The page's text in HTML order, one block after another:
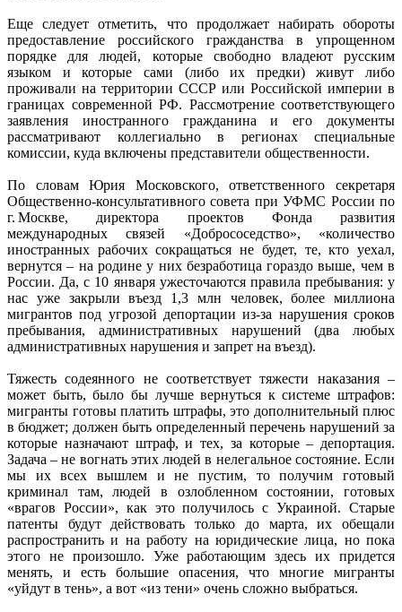
Еще следует отметить, что продолжает набирать обороты
предоставление российского гражданства в упрощенном
порядке для людей, которые свободно владеют русским
языком и которые сами (либо их предки) живут либо
проживали на территории СССР или Российской империи в
границах современной РФ. Рассмотрение соответствующего
заявления иностранного гражданина и его документы
рассматривают коллегиально в регионах специальные
комиссии, куда включены представители общественности.
По словам Юрия Московского, ответственного секретаря
Общественно-консультативного совета при УФМС России по
г. Москве, директора проектов Фонда развития
международных связей «Добрососедство», «количество
иностранных рабочих сокращаться не будет, те, кто уехал,
вернутся – на родине у них безработица гораздо выше, чем в
России. Да, с 10 января ужесточаются правила пребывания: у
нас уже закрыли въезд 1,3 млн человек, более миллиона
мигрантов под угрозой депортации из-за нарушения сроков
пребывания, административных нарушений (два любых
административных нарушения и запрет на въезд).
Тяжесть содеянного не соответствует тяжести наказания –
может быть, было бы лучше вернуться к системе штрафов:
мигранты готовы платить штрафы, это дополнительный плюс
в бюджет; должен быть определенный перечень нарушений за
которые назначают штраф, и тех, за которые – депортация.
Задача – не вогнать этих людей в нелегальное состояние. Если
мы их всех вышлем и не пустим, то получим готовый
криминал там, людей в озлобленном состоянии, готовых
«врагов России», как это получилось с Украиной. Старые
патенты будут действовать только до марта, их обещали
распространить и на работу на юридические лица, но пока
этого не произошло. Уже работающим здесь их придется
менять, и есть большие опасения, что многие мигранты
«уйдут в тень», а вот «из тени» очень сложно выбраться.